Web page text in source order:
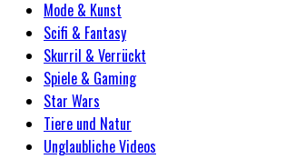
Mode & Kunst
Scifi & Fantasy
Skurril & Verrückt
Spiele & Gaming
Star Wars
Tiere und Natur
Unglaubliche Videos